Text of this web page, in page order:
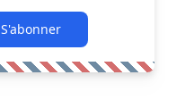
S'abonner